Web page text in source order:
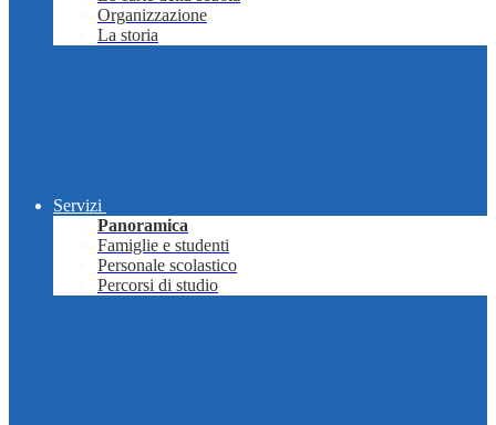
Organizzazione
La storia
Servizi
Panoramica
Famiglie e studenti
Personale scolastico
Percorsi di studio